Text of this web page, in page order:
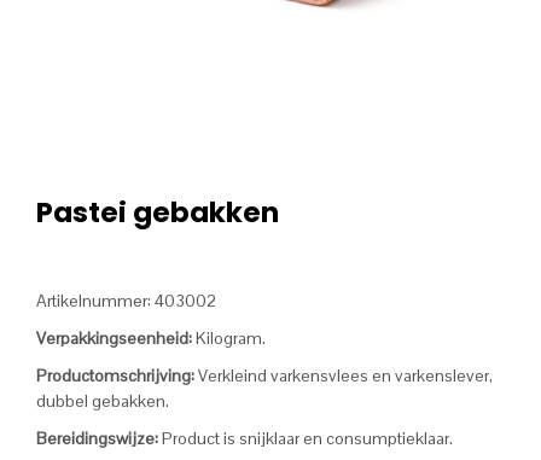
Pastei gebakken
Artikelnummer: 403002
Verpakkingseenheid:Kilogram.
Productomschrijving:Verkleind varkensvlees en varkenslever,
dubbel gebakken.
Bereidingswijze:Product is snijklaar en consumptieklaar.